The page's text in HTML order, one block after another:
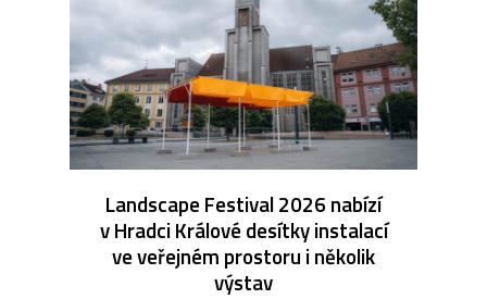
Landscape Festival 2026 nabízí
v Hradci Králové desítky instalací
ve veřejném prostoru i několik
výstav